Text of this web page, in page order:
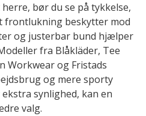
bør du se på tykkelse,
frontlukning beskytter mod
og justerbar bund hjælper
fra Blåkläder, Tee
Workwear og Fristads
og mere sporty
synlighed, kan en
valg.